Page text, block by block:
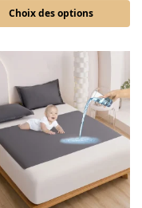
Choix des options